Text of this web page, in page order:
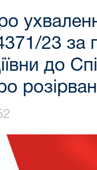
23 за
до